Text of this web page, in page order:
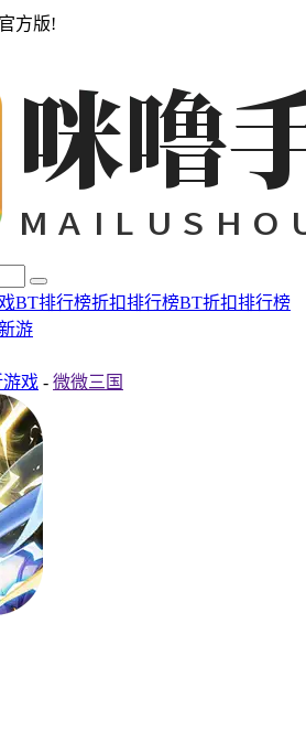
方版!
BT排行榜折扣排行榜BT折扣排行榜
游
游戏 - 微微三国